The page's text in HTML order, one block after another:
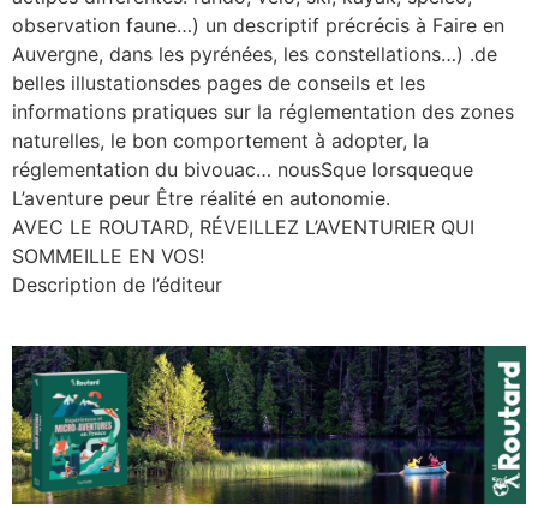
observation faune…) un descriptif précrécis à Faire en
Auvergne, dans les pyrénées, les constellations…) .de
belles illustationsdes pages de conseils et les
informations pratiques sur la réglementation des zones
naturelles, le bon comportement à adopter, la
réglementation du bivouac… nousSque lorsqueque
L’aventure peur Être réalité en autonomie.
AVEC LE ROUTARD, RÉVEILLEZ L’AVENTURIER QUI
SOMMEILLE EN VOS!
Description de l’éditeur